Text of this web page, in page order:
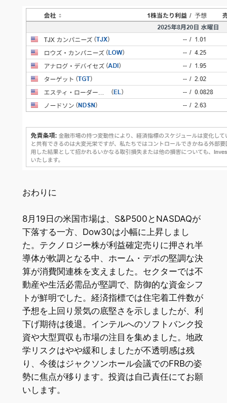
おわりに
8月19日の米国市場は、S&P500とNASDAQが
下落する一方、Dow30は小幅に上昇しまし
た。テクノロジー株が利益確定売りに押され半
導体が軟調となる中、ホーム・デポの堅調な決
算が消費関連株を支えました。セクターでは不
動産や生活必需品が堅調で、防御的な資金シフ
トが鮮明でした。経済指標では住宅着工件数が
予想を上回り景気の底堅さを示しましたが、利
下げ期待は後退。インテルへのソフトバンク投
資や大型買収も市場の注目を集めました。地政
学リスクはやや緩和しましたが不透明感は残
り、今後はジャクソンホール会議でのFRBの姿
勢に焦点が移ります。投資は自己責任にてお願
いします。